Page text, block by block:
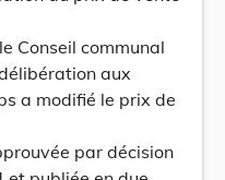
Conseil communal
aux
a modifié le prix de
par décision